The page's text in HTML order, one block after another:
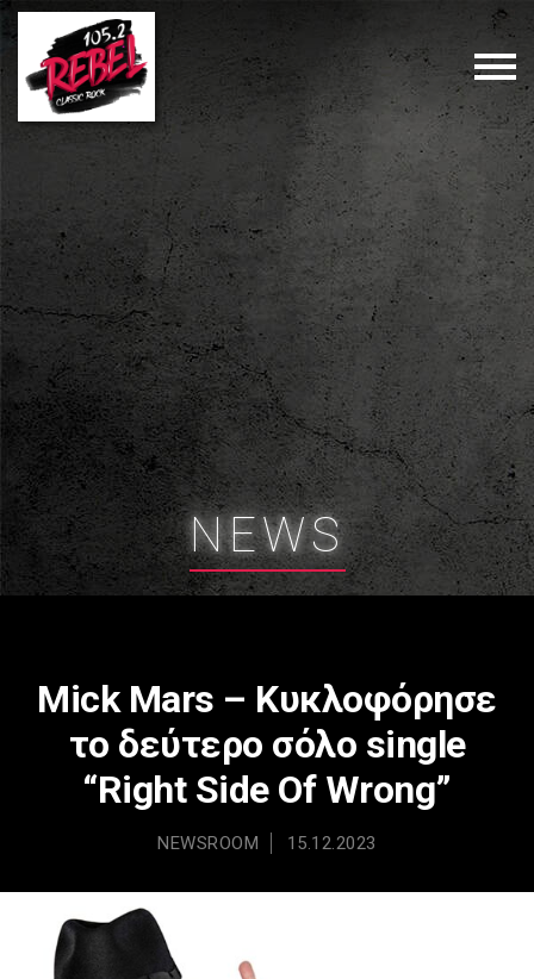
NEWS
Mick Mars – Κυκλοφόρησε
το δεύτερο σόλο single
“Right Side Of Wrong”
NEWSROOM 15.12.2023